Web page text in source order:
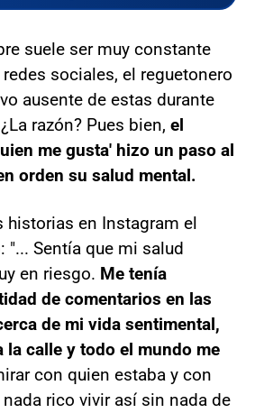
suele ser muy constante
sociales, el reguetonero
ausente de estas durante
razón? Pues bien, el
me gusta' hizo un paso al
orden su salud mental.
historias en Instagram el
"... Sentía que mi salud
en riesgo. Me tenía
de comentarios en las
de mi vida sentimental,
la calle y todo el mundo me
con quien estaba y con
rico vivir así sin nada de